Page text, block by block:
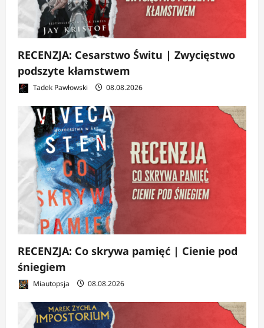
RECENZJA: Cesarstwo Świtu | Zwycięstwo
podszyte kłamstwem
Tadek Pawłowski 08.08.2026
RECENZJA: Co skrywa pamięć | Cienie pod
śniegiem
Miautopsja 08.08.2026